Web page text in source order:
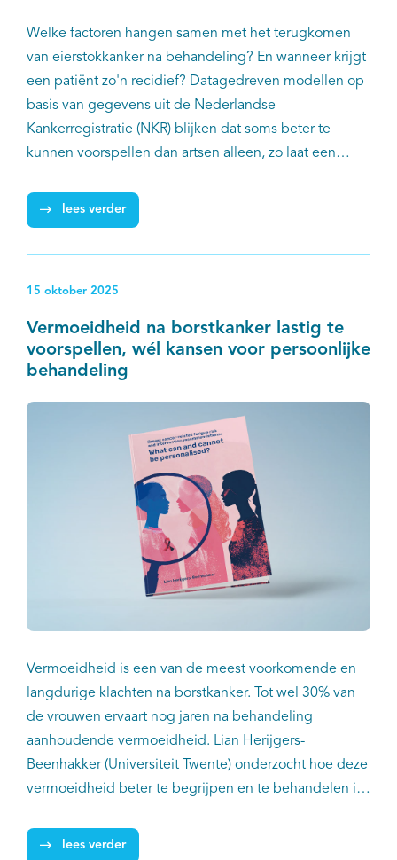
Welke factoren hangen samen met het terugkomen
van eierstokkanker na behandeling? En wanneer krijgt
een patiënt zo'n recidief? Datagedreven modellen op
basis van gegevens uit de Nederlandse
Kankerregistratie (NKR) blijken dat soms beter te
kunnen voorspellen dan artsen alleen, zo laat een
zien. Hij liet de NKR-gegevens van duizenden
patiënten analyseren met behulp van kunstmatige
lees verder
15 oktober 2025
Vermoeidheid na borstkanker lastig te
voorspellen, wél kansen voor persoonlijke
behandeling
Vermoeidheid is een van de meest voorkomende en
langdurige klachten na borstkanker. Tot wel 30% van
de vrouwen ervaart nog jaren na behandeling
aanhoudende vermoeidheid. Lian Herijgers-
Beenhakker (Universiteit Twente) onderzocht hoe deze
vermoeidheid beter te begrijpen en te behandelen is.
huidige gegevens niet mogelijk is om het individuele
lees verder